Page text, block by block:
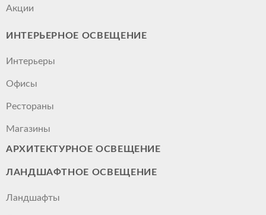
Акции
ИНТЕРЬЕРНОЕ ОСВЕЩЕНИЕ
Интерьеры
Офисы
Рестораны
Магазины
АРХИТЕКТУРНОЕ ОСВЕЩЕНИЕ
ЛАНДШАФТНОЕ ОСВЕЩЕНИЕ
Ландшафты